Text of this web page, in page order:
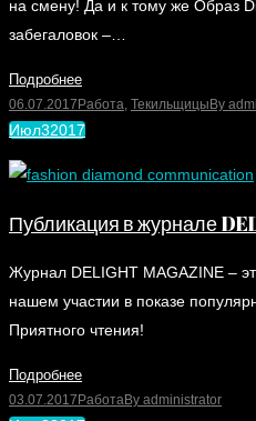
на смену! Да и к тому же Образ
забегаловок –…
Подробнее
06.07.2017 Работа, Текильщицы By
Июл32017
Публикация в журнале
Журнал DELIGHT MAGAZINE –
нашем участии в показе
Приятного чтения!
Подробнее
03.07.2017 РаботаBy administrator